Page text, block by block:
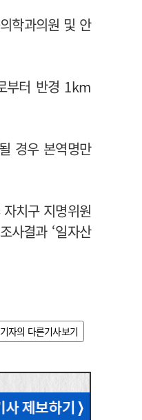
학과의원 및 안
부터 반경 1km
경우 본역명만
치구 지명위원
사결과 ‘일자산
기자의 다른기사보기